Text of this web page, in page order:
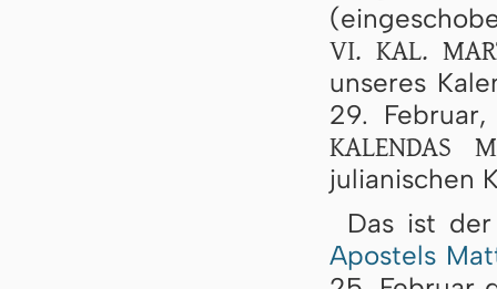
VI. KAL.
unseres
29.
KALENDAS
julianischen
Das ist
Apostels